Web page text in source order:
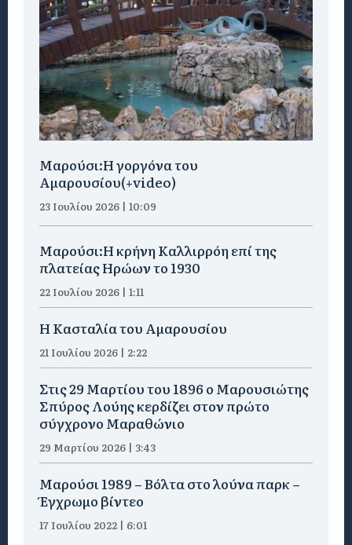
Μαρούσι:H γοργόνα του
Αμαρουσίου(+video)
23 Ιουλίου 2026 | 10:09
Μαρούσι:Η κρήνη Καλλιρρόη επί της
πλατείας Ηρώων το 1930
22 Ιουλίου 2026 | 1:11
Η Κασταλία του Αμαρουσίου
21 Ιουλίου 2026 | 2:22
Στις 29 Μαρτίου του 1896 ο Μαρουσιώτης
Σπύρος Λούης κερδίζει στον πρώτο
σύγχρονο Μαραθώνιο
29 Μαρτίου 2026 | 3:43
Μαρούσι 1989 – Βόλτα στο λούνα παρκ –
Έγχρωμο βίντεο
17 Ιουλίου 2022 | 6:01